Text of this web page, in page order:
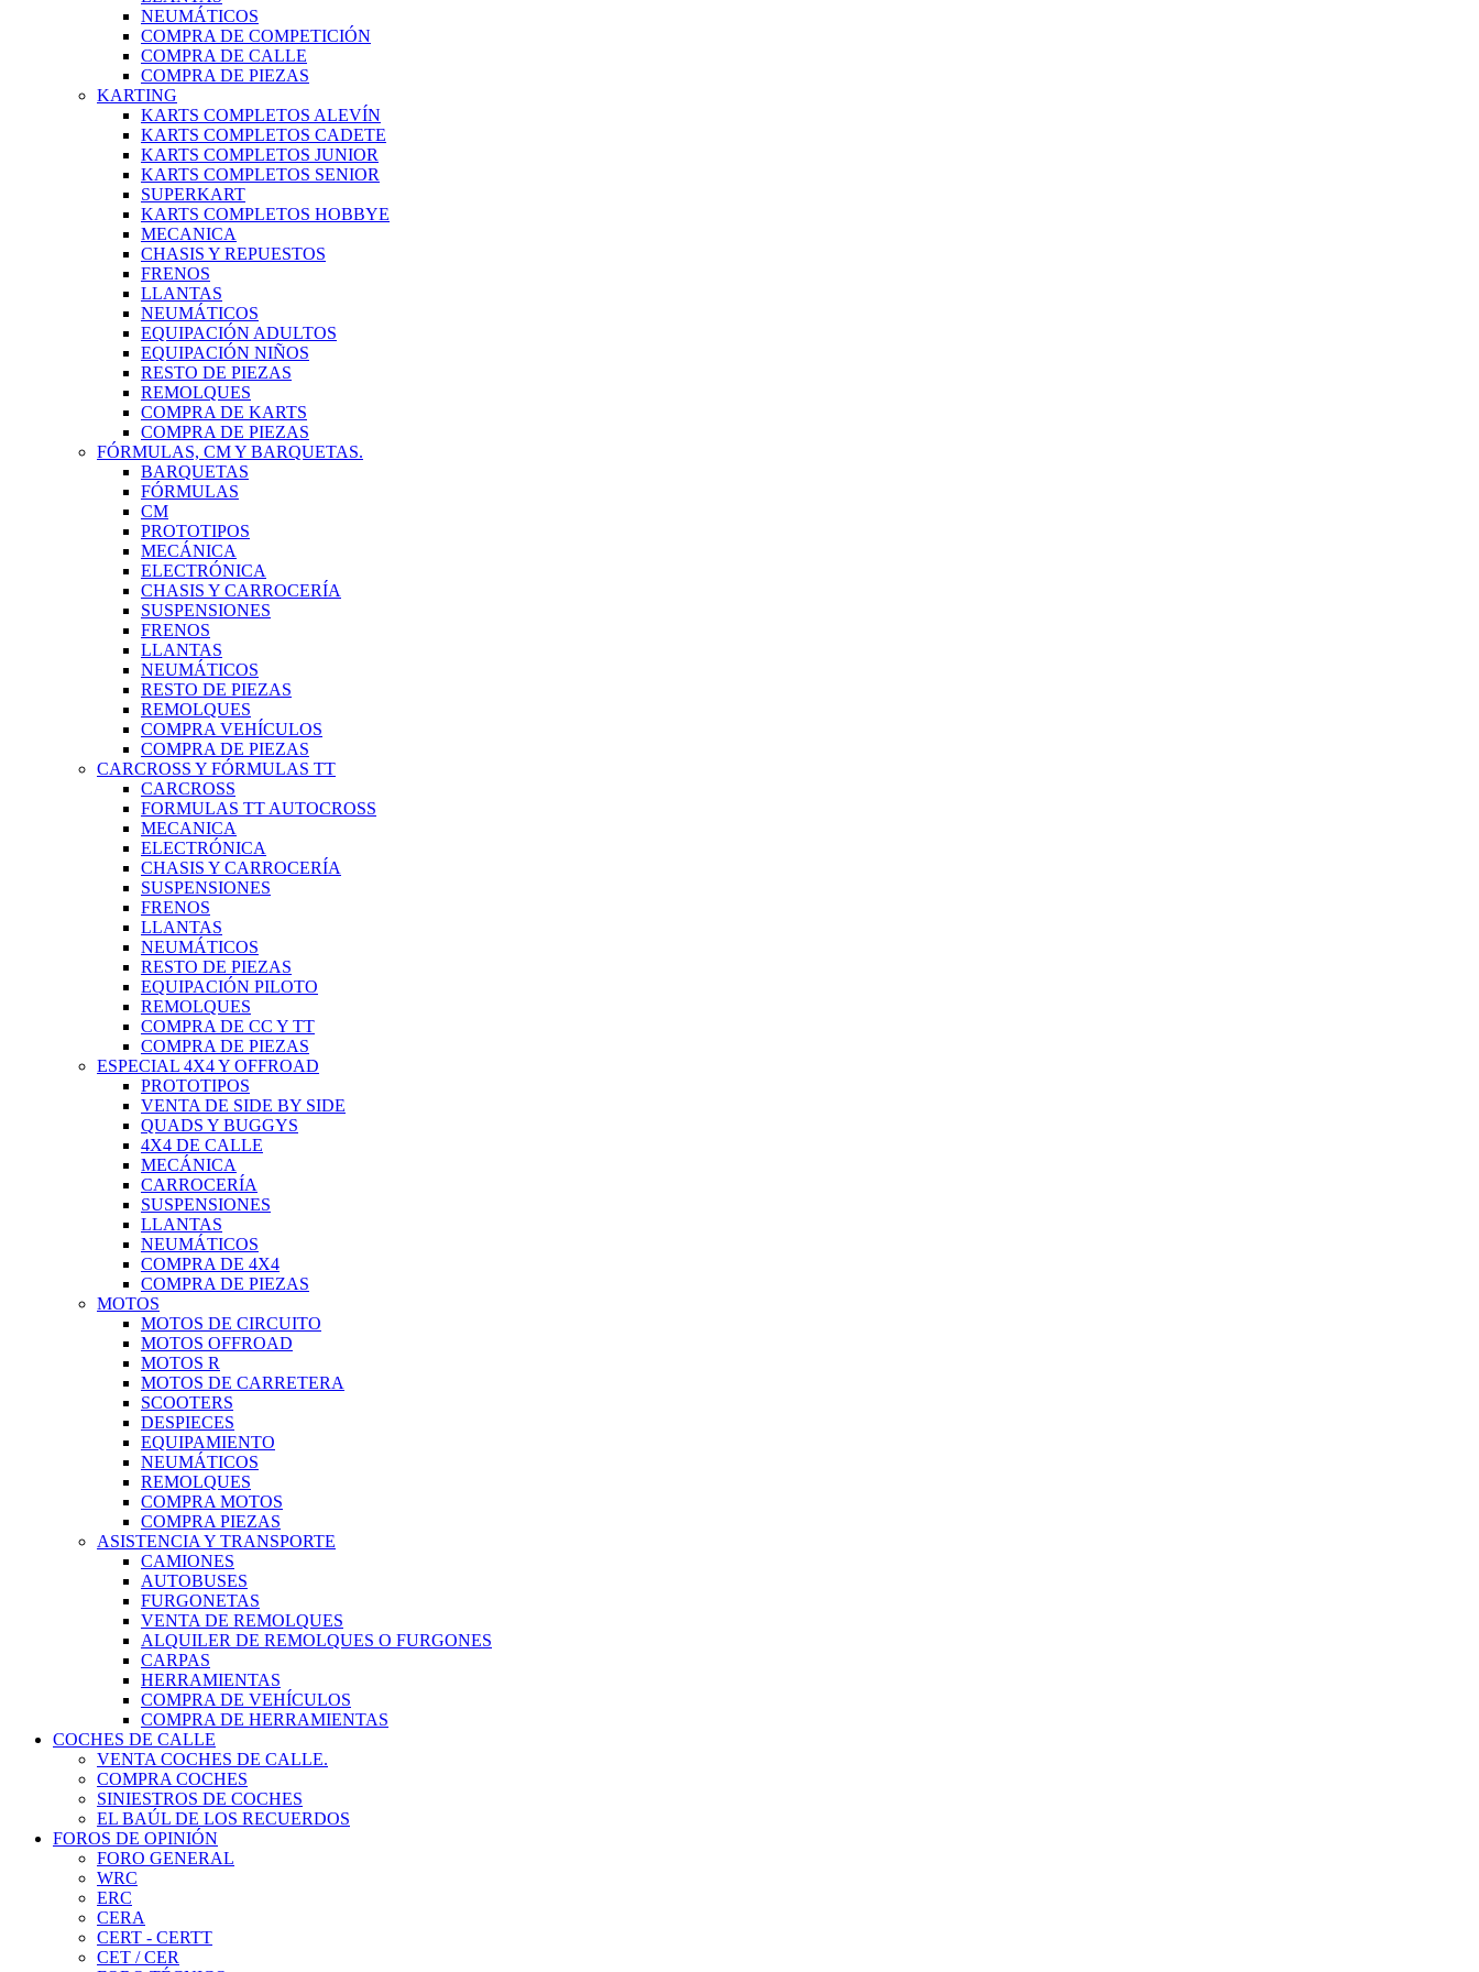
NEUMÁTICOS
COMPRA DE COMPETICIÓN
COMPRA DE CALLE
COMPRA DE PIEZAS
KARTING
KARTS COMPLETOS ALEVÍN
KARTS COMPLETOS CADETE
KARTS COMPLETOS JUNIOR
KARTS COMPLETOS SENIOR
SUPERKART
KARTS COMPLETOS HOBBYE
MECANICA
CHASIS Y REPUESTOS
FRENOS
LLANTAS
NEUMÁTICOS
EQUIPACIÓN ADULTOS
EQUIPACIÓN NIÑOS
RESTO DE PIEZAS
REMOLQUES
COMPRA DE KARTS
COMPRA DE PIEZAS
FÓRMULAS, CM Y BARQUETAS.
BARQUETAS
FÓRMULAS
CM
PROTOTIPOS
MECÁNICA
ELECTRÓNICA
CHASIS Y CARROCERÍA
SUSPENSIONES
FRENOS
LLANTAS
NEUMÁTICOS
RESTO DE PIEZAS
REMOLQUES
COMPRA VEHÍCULOS
COMPRA DE PIEZAS
CARCROSS Y FÓRMULAS TT
CARCROSS
FORMULAS TT AUTOCROSS
MECANICA
ELECTRÓNICA
CHASIS Y CARROCERÍA
SUSPENSIONES
FRENOS
LLANTAS
NEUMÁTICOS
RESTO DE PIEZAS
EQUIPACIÓN PILOTO
REMOLQUES
COMPRA DE CC Y TT
COMPRA DE PIEZAS
ESPECIAL 4X4 Y OFFROAD
PROTOTIPOS
VENTA DE SIDE BY SIDE
QUADS Y BUGGYS
4X4 DE CALLE
MECÁNICA
CARROCERÍA
SUSPENSIONES
LLANTAS
NEUMÁTICOS
COMPRA DE 4X4
COMPRA DE PIEZAS
MOTOS
MOTOS DE CIRCUITO
MOTOS OFFROAD
MOTOS R
MOTOS DE CARRETERA
SCOOTERS
DESPIECES
EQUIPAMIENTO
NEUMÁTICOS
REMOLQUES
COMPRA MOTOS
COMPRA PIEZAS
ASISTENCIA Y TRANSPORTE
CAMIONES
AUTOBUSES
FURGONETAS
VENTA DE REMOLQUES
ALQUILER DE REMOLQUES O FURGONES
CARPAS
HERRAMIENTAS
COMPRA DE VEHÍCULOS
COMPRA DE HERRAMIENTAS
COCHES DE CALLE
VENTA COCHES DE CALLE.
COMPRA COCHES
SINIESTROS DE COCHES
EL BAÚL DE LOS RECUERDOS
FOROS DE OPINIÓN
FORO GENERAL
WRC
ERC
CERA
CERT - CERTT
CET / CER